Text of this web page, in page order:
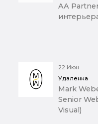
AA
22 Июн
Удаленка
Mark
Senior
Visual)